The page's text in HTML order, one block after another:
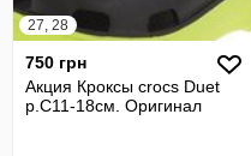
27, 28
750 грн
Акция Кроксы crocs Duet
р.С11-18см. Оригинал